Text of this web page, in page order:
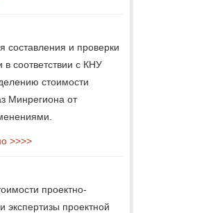
и проверки
соответствии с КНУ
стоимости
Минрегиона от
>>>>
проектно-
экспертизы проектной